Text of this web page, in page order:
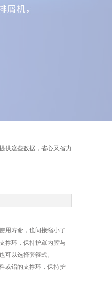
供这些数据，省心又省力
用寿命，也间接缩小了
撑环，保持护罩内腔与
以选择套箍式。
或铝的支撑环，保持护